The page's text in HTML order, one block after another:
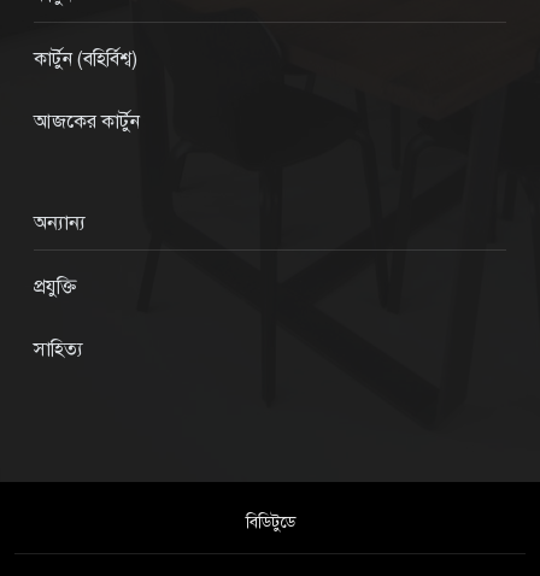
কার্টুন (বহির্বিশ্ব)
আজকের কার্টুন
অন্যান্য
প্রযুক্তি
সাহিত্য
বিডিটুডে